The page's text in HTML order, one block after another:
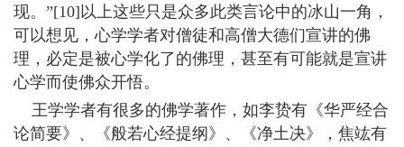
现。”[10]以上这些只是众多此类言论中的冰山一角，
可以想见，心学学者对僧徒和高僧大德们宣讲的佛
理，必定是被心学化了的佛理，甚至有可能就是宣讲
心学而使佛众开悟。
王学学者有很多的佛学著作，如李贽有《华严经合
论简要》、《般若心经提纲》、《净土决》，焦竑有